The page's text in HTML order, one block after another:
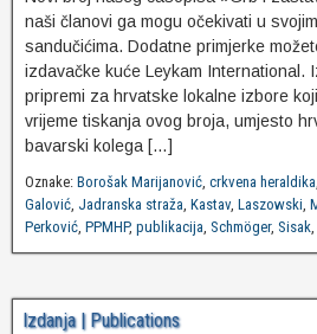
naši članovi ga mogu očekivati u
sandučićima. Dodatne primjerke
izdavačke kuće Leykam International.
pripremi za hrvatske lokalne izbore
vrijeme tiskanja ovog broja, umjesto
bavarski kolega […]
Oznake: Borošak Marijanović, crkvena heraldika,
Galović, Jadranska straža, Kastav, Laszowski,
Perković, PPMHP, publikacija, Schmöger, Sisak,
Izdanja | Publications